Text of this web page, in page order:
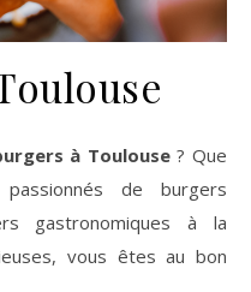
à Toulouse? Que
de burgers
gastronomiques à la
vous êtes au bon